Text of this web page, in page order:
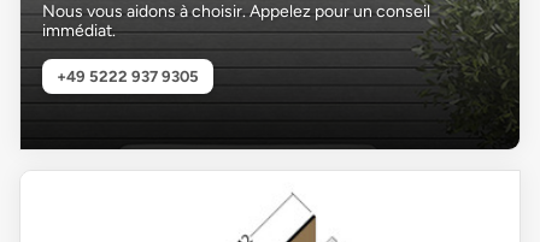
Nous vous aidons à choisir. Appelez pour un conseil
immédiat.
+49 5222 937 9305